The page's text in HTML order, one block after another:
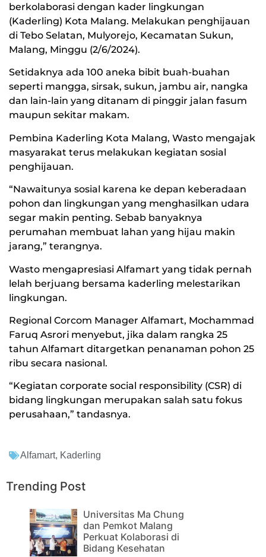
berkolaborasi dengan kader lingkungan
(Kaderling) Kota Malang. Melakukan penghijauan
di Tebo Selatan, Mulyorejo, Kecamatan Sukun,
Malang, Minggu (2/6/2024).
Setidaknya ada 100 aneka bibit buah-buahan
seperti mangga, sirsak, sukun, jambu air, nangka
dan lain-lain yang ditanam di pinggir jalan fasum
maupun sekitar makam.
Pembina Kaderling Kota Malang, Wasto mengajak
masyarakat terus melakukan kegiatan sosial
penghijauan.
“Nawaitunya sosial karena ke depan keberadaan
pohon dan lingkungan yang menghasilkan udara
segar makin penting. Sebab banyaknya
perumahan membuat lahan yang hijau makin
jarang,” terangnya.
Wasto mengapresiasi Alfamart yang tidak pernah
lelah berjuang bersama kaderling melestarikan
lingkungan.
Regional Corcom Manager Alfamart, Mochammad
Faruq Asrori menyebut, jika dalam rangka 25
tahun Alfamart ditargetkan penanaman pohon 25
ribu secara nasional.
“Kegiatan corporate social responsibility (CSR) di
bidang lingkungan merupakan salah satu fokus
perusahaan,” tandasnya.
Alfamart, Kaderling
Trending Post
Universitas Ma Chung
dan Pemkot Malang
Perkuat Kolaborasi di
Bidang Kesehatan